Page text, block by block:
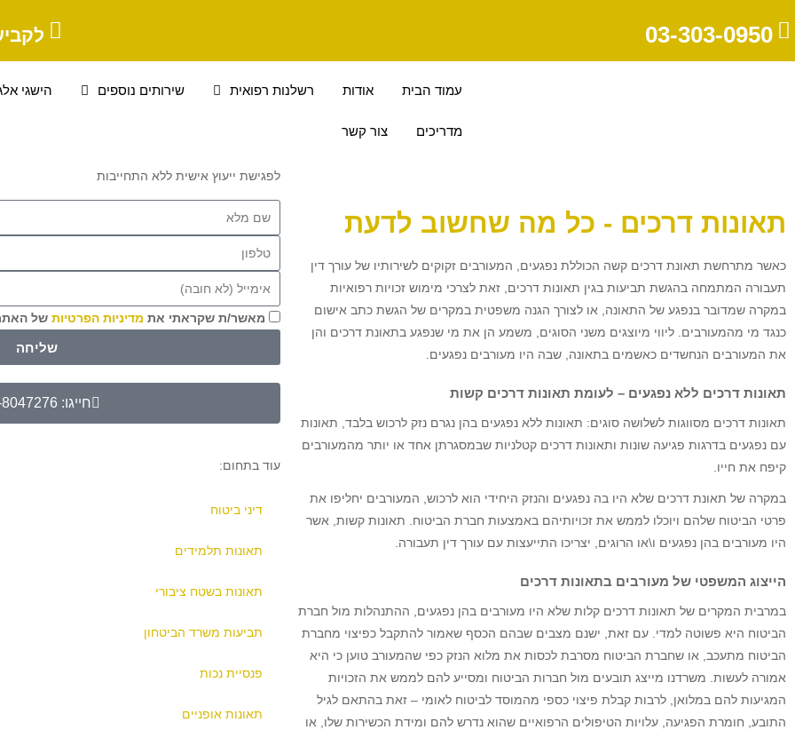
03-303-0950
עמוד הבית אודות רשלנות רפואית שירותים נוספים הישגי
מדריכים צור קשר
תאונות דרכים - כל מה שחשוב לדעת
כאשר מתרחשת תאונת דרכים קשה הכוללת נפגעים, המעורבים זקוקים לשירותיו של עורך דין
תעבורה המתמחה בהגשת תביעות בגין תאונות דרכים, זאת לצרכי מימוש זכויות רפואיות
במקרה שמדובר בנפגע של התאונה, או לצורך הגנה משפטית במקרים של הגשת כתב אישום
כנגד מי מהמעורבים. ליווי מיוצגים משני הסוגים, משמע הן את מי שנפגע בתאונת דרכים והן
את המעורבים הנחשדים כאשמים בתאונה, שבה היו מעורבים נפגעים.
תאונות דרכים ללא נפגעים – לעומת תאונות דרכים קשות
תאונות דרכים מסווגות לשלושה סוגים: תאונות ללא נפגעים בהן נגרם נזק לרכוש בלבד, תאונות
עם נפגעים בדרגות פגיעה שונות ותאונות דרכים קטלניות שבמסגרתן אחד או יותר מהמעורבים
קיפח את חייו.
במקרה של תאונת דרכים שלא היו בה נפגעים והנזק היחידי הוא לרכוש, המעורבים יחליפו את
פרטי הביטוח שלהם ויוכלו לממש את זכויותיהם באמצעות חברת הביטוח. תאונות קשות, אשר
היו מעורבים בהן נפגעים ו\או הרוגים, יצריכו התייעצות עם עורך דין תעבורה.
הייצוג המשפטי של מעורבים בתאונות דרכים
במרבית המקרים של תאונות דרכים קלות שלא היו מעורבים בהן נפגעים, ההתנהלות מול חברת
הביטוח היא פשוטה למדי. עם זאת, ישנם מצבים שבהם הכסף שאמור להתקבל כפיצוי מחברת
הביטוח מתעכב, או שחברת הביטוח מסרבת לכסות את מלוא הנזק כפי שהמעורב טוען כי היא
אמורה לעשות. משרדנו מייצג תובעים מול חברות הביטוח ומסייע להם לממש את הזכויות
המגיעות להם במלואן, לרבות קבלת פיצוי כספי מהמוסד לביטוח לאומי – זאת בהתאם לגיל
התובע, חומרת הפגיעה, עלויות הטיפולים הרפואיים שהוא נדרש להם ומידת הכשירות שלו, או
לפגישת ייעוץ אישית ללא התחייבות
מאשר/ת שקראתי את מדיניות הפרטיות של
שליחה
חייגו:
עוד בתחום:
דיני ביטוח
תאונות תלמידים
תאונות בשטח ציבורי
תביעות משרד הביטחון
פנסיית נכות
תאונות אופניים